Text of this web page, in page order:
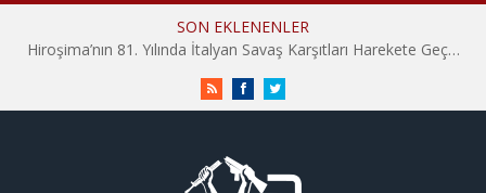
SON EKLENENLER
Hiroşima’nın 81. Yılında İtalyan Savaş Karşıtları Harekete Geçti: “Hatırlamak yeterli değil”
RSS FacebookTwitter